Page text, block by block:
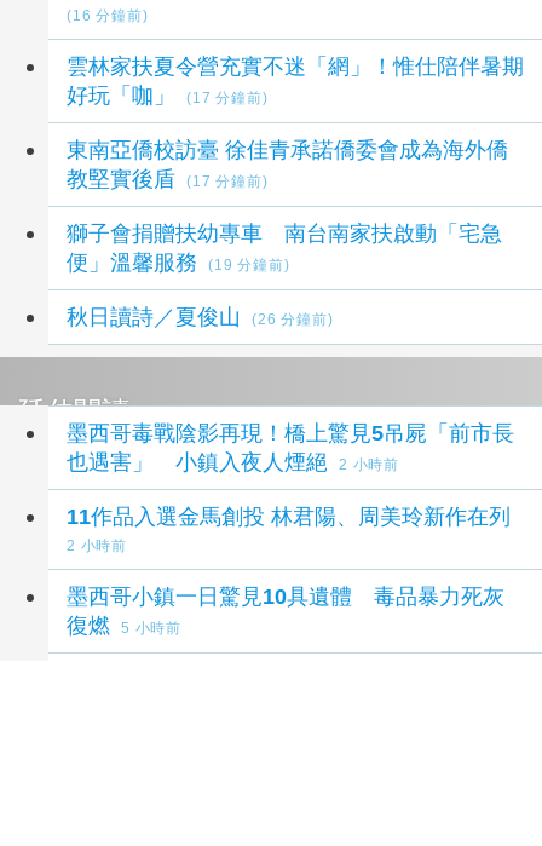
(16 分鐘前)
雲林家扶夏令營充實不迷「網」！惟仕陪伴暑期
好玩「咖」
(17 分鐘前)
東南亞僑校訪臺 徐佳青承諾僑委會成為海外僑
教堅實後盾
(17 分鐘前)
獅子會捐贈扶幼專車 南台南家扶啟動「宅急
便」溫馨服務
(19 分鐘前)
秋日讀詩／夏俊山 (26 分鐘前)
延伸閱讀
墨西哥毒戰陰影再現！橋上驚見5吊屍「前市長
也遇害」 小鎮入夜人煙絕
2 小時前
11作品入選金馬創投 林君陽、周美玲新作在列
2 小時前
墨西哥小鎮一日驚見10具遺體 毒品暴力死灰
復燃
5 小時前